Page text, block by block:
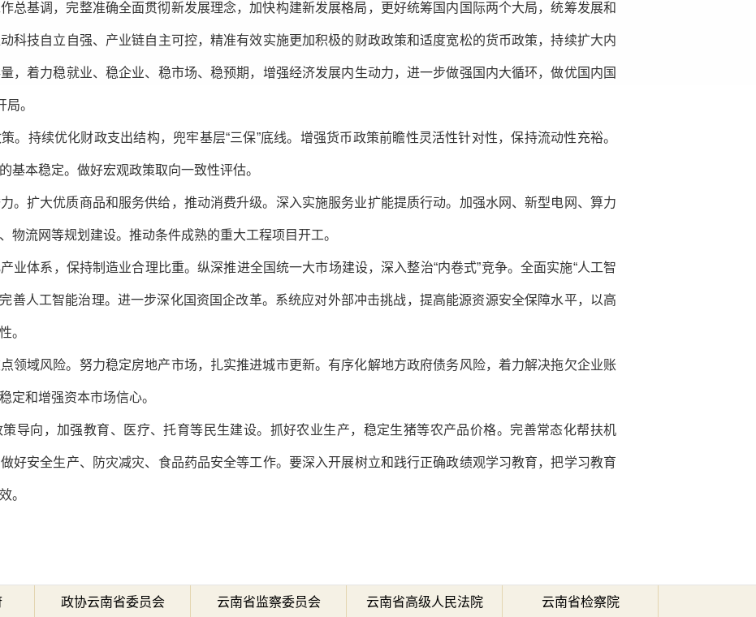
总基调，完整准确全面贯彻新发展理念，加快构建新发展格局，更好统筹国内国际两个大局，统筹发展和
科技自立自强、产业链自主可控，精准有效实施更加积极的财政政策和适度宽松的货币政策，持续扩大内
，着力稳就业、稳企业、稳市场、稳预期，增强经济发展内生动力，进一步做强国内大循环，做优国内国
。
。持续优化财政支出结构，兜牢基层“三保”底线。增强货币政策前瞻性灵活性针对性，保持流动性充裕。
基本稳定。做好宏观政策取向一致性评估。
。扩大优质商品和服务供给，推动消费升级。深入实施服务业扩能提质行动。加强水网、新型电网、算力
物流网等规划建设。推动条件成熟的重大工程项目开工。
业体系，保持制造业合理比重。纵深推进全国统一大市场建设，深入整治“内卷式”竞争。全面实施“人工智
善人工智能治理。进一步深化国资国企改革。系统应对外部冲击挑战，提高能源资源安全保障水平，以高
。
领域风险。努力稳定房地产市场，扎实推进城市更新。有序化解地方政府债务风险，着力解决拖欠企业账
定和增强资本市场信心。
导向，加强教育、医疗、托育等民生建设。抓好农业生产，稳定生猪等农产品价格。完善常态化帮扶机
好安全生产、防灾减灾、食品药品安全等工作。要深入开展树立和践行正确政绩观学习教育，把学习教育
。
政协云南省委员会 云南省监察委员会 云南省高级人民法院 云南省检察院